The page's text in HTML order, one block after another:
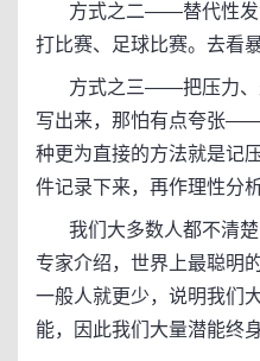
方式之二——替代性发
打比赛、足球比赛。去看
方式之三——把压力、
写出来，那怕有点夸张
种更为直接的方法就是记
件记录下来，再作理性分
我们大多数人都不清楚
专家介绍，世界上最聪明
一般人就更少，说明我们
能，因此我们大量潜能终